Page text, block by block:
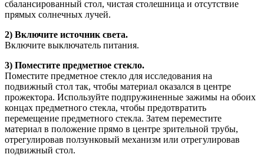
сбалансированный стол, чистая столешница и отсутствие
прямых солнечных лучей.
2) Включите источник света.
Включите выключатель питания.
3) Поместите предметное стекло.
Поместите предметное стекло для исследования на
подвижный стол так, чтобы материал оказался в центре
прожектора. Используйте подпружиненные зажимы на обоих
концах предметного стекла, чтобы предотвратить
перемещение предметного стекла. Затем переместите
материал в положение прямо в центре зрительной трубы,
отрегулировав ползунковый механизм или отрегулировав
подвижный стол.